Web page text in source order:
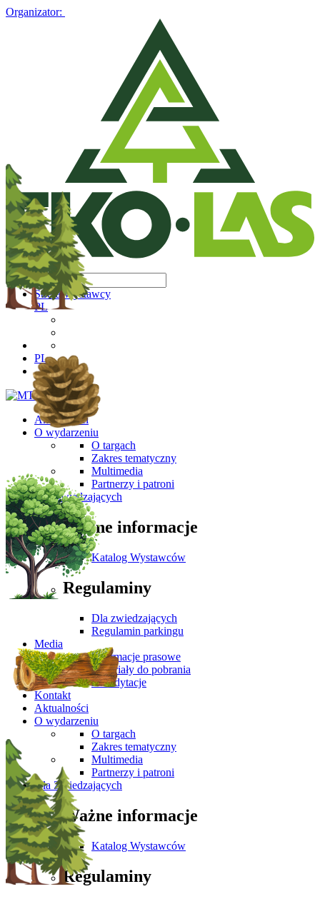
Organizator:
Strefa Wystawcy
PL
PL
Aktualności
O wydarzeniu
O targach
Zakres tematyczny
Multimedia
Partnerzy i patroni
Dla Zwiedzających
Ważne informacje
Katalog Wystawców
Regulaminy
Dla zwiedzających
Regulamin parkingu
Media
Informacje prasowe
Materiały do pobrania
Akredytacje
Kontakt
Aktualności
O wydarzeniu
O targach
Zakres tematyczny
Multimedia
Partnerzy i patroni
Dla Zwiedzających
Ważne informacje
Katalog Wystawców
Regulaminy